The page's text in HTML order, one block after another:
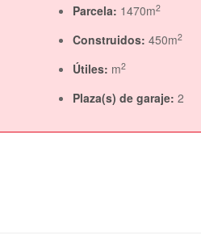
Parcela: 1470m2
Construidos:450m2
Útiles: m2
Plaza(s) de garaje:2